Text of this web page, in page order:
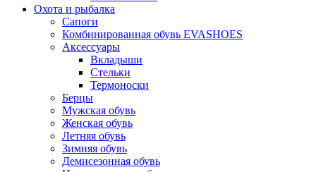
Охота и рыбалка
Сапоги
Комбинированная обувь EVASHOES
Аксессуары
Вкладыши
Стельки
Термоноски
Берцы
Мужская обувь
Женская обувь
Летняя обувь
Зимняя обувь
Демисезонная обувь